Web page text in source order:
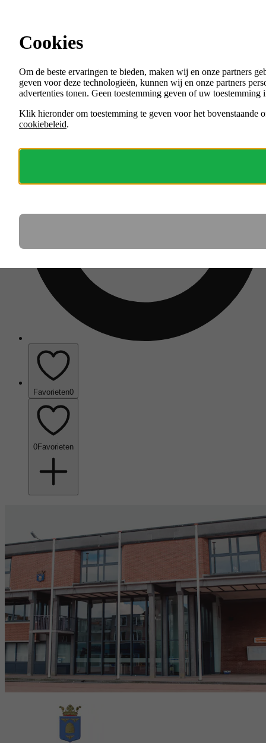
Menu
VACATURES
ORGANISATIES
Favorieten0
0Favorieten
Cookies
Om de beste ervaringen te bieden, maken wij en onze partners
geven voor deze technologieën, kunnen wij en onze partners
advertenties tonen. Geen toestemming geven of uw
Klik hieronder om toestemming te geven voor het bovenstaande
cookiebeleid.